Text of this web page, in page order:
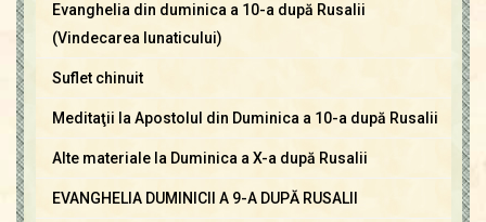
Evanghelia din duminica a 10-a după Rusalii
(Vindecarea lunaticului)
Suflet chinuit
Meditaţii la Apostolul din Duminica a 10-a după Rusalii
Alte materiale la Duminica a X-a după Rusalii
EVANGHELIA DUMINICII A 9-A DUPĂ RUSALII